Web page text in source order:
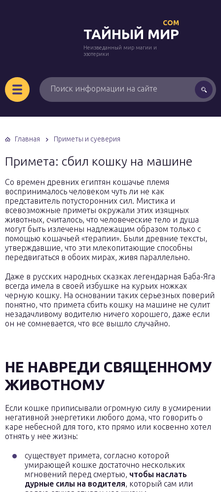
ТАЙНЫЙ МИР
COM
Неизведанный мир магии и
эзотерики
Главная Приметы и суеверия
Примета: сбил кошку на машине
Со времен древних египтян кошачье племя
воспринималось человеком чуть ли не как
представитель потусторонних сил. Мистика и
всевозможные приметы окружали этих изящных
животных, считалось, что человеческие тело и душа
могут быть излечены надлежащим образом только с
помощью кошачьей «терапии». Были древние тексты,
утверждавшие, что эти млекопитающие способны
передвигаться в обоих мирах, живя параллельно.
Даже в русских народных сказках легендарная Баба-Яга
всегда имела в своей избушке на курьих ножках
черную кошку. На основании таких серьезных поверий
понятно, что примета сбить кошку на машине не сулит
незадачливому водителю ничего хорошего, даже если
он не сомневается, что все вышло случайно.
НЕ НАВРЕДИ СВЯЩЕННОМУ
ЖИВОТНОМУ
Если кошке приписывали огромную силу в усмирении
негативной энергетики любого дома, что говорить о
каре небесной для того, кто прямо или косвенно хотел
отнять у нее жизнь:
существует примета, согласно которой
умирающей кошке достаточно нескольких
мгновений перед смертью, чтобы наслать
дурные силы на водителя, который сам или